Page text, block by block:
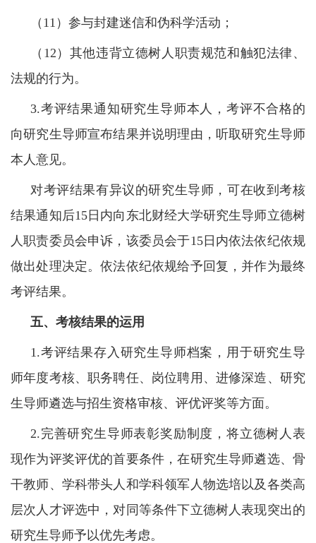
（11）参与封建迷信和伪科学活动；
（12）其他违背立德树人职责规范和触犯法律、
法规的行为。
3.考评结果通知研究生导师本人，考评不合格的
向研究生导师宣布结果并说明理由，听取研究生导师
本人意见。
对考评结果有异议的研究生导师，可在收到考核
结果通知后15日内向东北财经大学研究生导师立德树
人职责委员会申诉，该委员会于15日内依法依纪依规
做出处理决定。依法依纪依规给予回复，并作为最终
考评结果。
五、考核结果的运用
1.考评结果存入研究生导师档案，用于研究生导
师年度考核、职务聘任、岗位聘用、进修深造、研究
生导师遴选与招生资格审核、评优评奖等方面。
2.完善研究生导师表彰奖励制度，将立德树人表
现作为评奖评优的首要条件，在研究生导师遴选、骨
干教师、学科带头人和学科领军人物选培以及各类高
层次人才评选中，对同等条件下立德树人表现突出的
研究生导师予以优先考虑。